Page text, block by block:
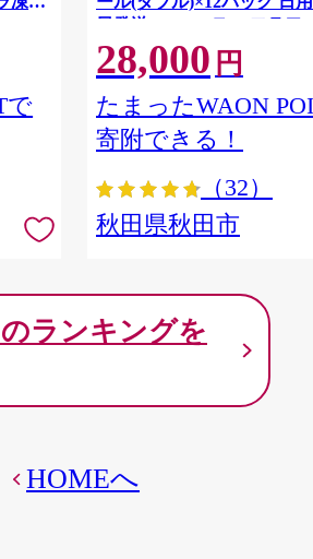
で
日発送 [スコッティ フラワ
トイレットペーパー 日本製
ア] 秋田県秋田市
28,000 円
たまったWAON
寄附できる！
（32）
秋田県秋田市
ランキングを
HOMEへ